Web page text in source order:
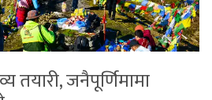
तयारी, जनैपूर्णिमामा